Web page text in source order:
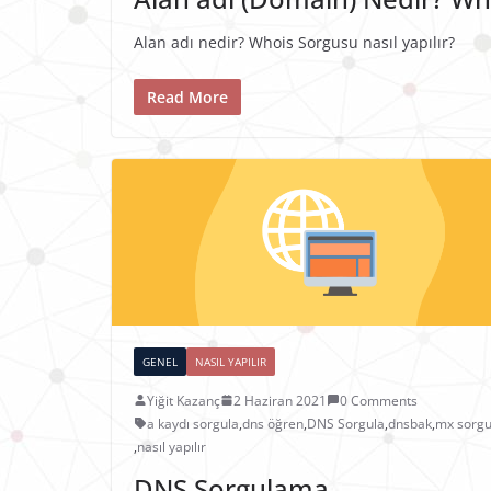
Alan adı nedir? Whois Sorgusu nasıl yapılır?
Read More
GENEL NASIL YAPILIR
Yiğit Kazanç 2 Haziran 2021
0 Comments
a kaydı sorgula,dns öğren,DNS Sorgula,dnsbak,mx
,nasıl yapılır